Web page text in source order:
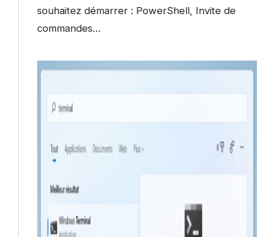
souhaitez démarrer : PowerShell, Invite de
commandes…